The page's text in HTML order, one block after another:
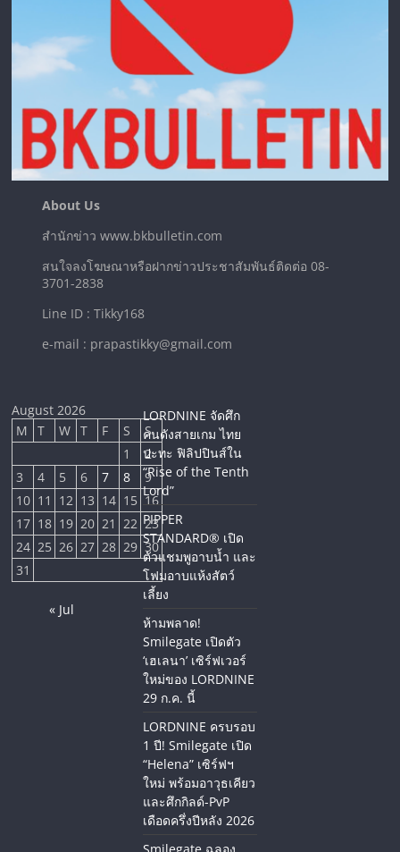
About Us
สำนักข่าว www.bkbulletin.com
สนใจลงโฆษณาหรือฝากข่าวประชาสัมพันธ์ติดต่อ 08-
3701-2838
Line ID : Tikky168
e-mail : prapastikky@gmail.com
August 2026
M
T W T F S
S
1
2
3
4 5 6 7 8
9
10 11 12 13 14 15 16
17 18 19 20 21 22 23
24 25 26 27 28 29 30
31
« Jul
LORDNINE จัดศึก
คนดังสายเกม ไทย
ปะทะ ฟิลิปปินส์ใน
“Rise of the Tenth
Lord”
PIPPER
STANDARD® เปิด
ตัวแชมพูอาบน้ำ และ
โฟมอาบแห้งสัตว์
เลี้ยง
ห้ามพลาด!
Smilegate เปิดตัว
‘เฮเลนา’ เซิร์ฟเวอร์
ใหม่ของ LORDNINE
29 ก.ค. นี้
LORDNINE ครบรอบ
1 ปี! Smilegate เปิด
“Helena” เซิร์ฟฯ
ใหม่ พร้อมอาวุธเคียว
และศึกกิลด์-PvP
เดือดครึ่งปีหลัง 2026
Smilegate ฉลอง